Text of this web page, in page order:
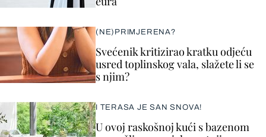
(NE)PRIMJERENA?
Svećenik kritizirao kratku odjeću
usred toplinskog vala, slažete li se
s njim?
I TERASA JE SAN SNOVA!
U ovoj raskošnoj kući s bazenom